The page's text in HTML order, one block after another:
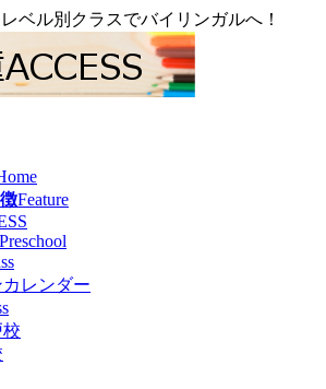
ベル別クラスでバイリンガルへ！
Feature
レンダー